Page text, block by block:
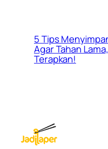
5 Tips
Agar Tahan
Terapkan!